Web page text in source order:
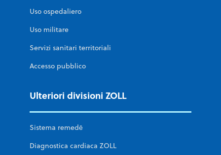
Uso ospedaliero
Uso militare
Servizi sanitari territoriali
Accesso pubblico
Ulteriori divisioni ZOLL
Sistema remedē
Diagnostica cardiaca ZOLL